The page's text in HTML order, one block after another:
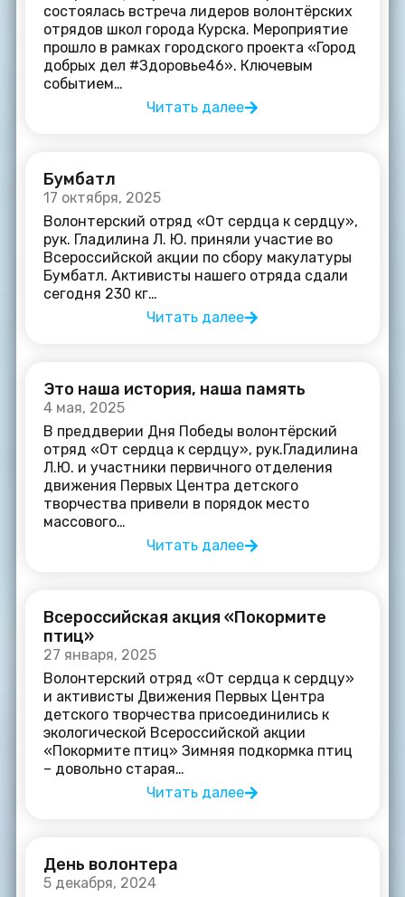
состоялась встреча лидеров волонтёрских
отрядов школ города Курска. Мероприятие
прошло в рамках городского проекта «Город
добрых дел #Здоровье46». Ключевым
событием…
Читать далее
Бумбатл
17 октября, 2025
Волонтерский отряд «От сердца к сердцу»,
рук. Гладилина Л. Ю. приняли участие во
Всероссийской акции по сбору макулатуры
Бумбатл. Активисты нашего отряда сдали
сегодня 230 кг…
Читать далее
Это наша история, наша память
4 мая, 2025
В преддверии Дня Победы волонтёрский
отряд «От сердца к сердцу», рук.Гладилина
Л.Ю. и участники первичного отделения
движения Первых Центра детского
творчества привели в порядок место
массового…
Читать далее
Всероссийская акция «Покормите
птиц»
27 января, 2025
Волонтерский отряд «От сердца к сердцу»
и активисты Движения Первых Центра
детского творчества присоединились к
экологической Всероссийской акции
«Покормите птиц» Зимняя подкормка птиц
– довольно старая…
Читать далее
День волонтера
5 декабря, 2024